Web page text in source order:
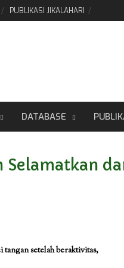
PUBLIKASI JIKALAHARI
DATABASE
Selamatkan
tangan setelah beraktivitas,